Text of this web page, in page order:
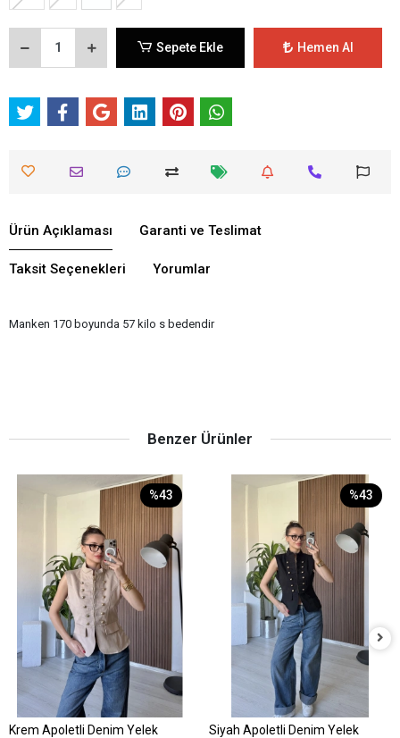
Sepete Ekle Hemen Al
Ürün Açıklaması Garanti ve Teslimat
Taksit Seçenekleri Yorumlar
Manken 170 boyunda 57 kilo s bedendir
Benzer Ürünler
%43
Krem Apoletli Denim Yelek
%43
Siyah Apoletli Denim Yelek